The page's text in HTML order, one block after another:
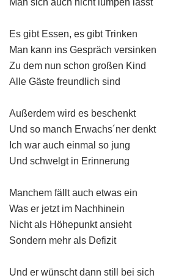
Es gibt Essen, es gibt Trinken
Man kann ins Gespräch versinken
Zu dem nun schon großen Kind
Alle Gäste freundlich sind
Außerdem wird es beschenkt
Und so manch Erwachs´ner denkt
Ich war auch einmal so jung
Und schwelgt in Erinnerung
Manchem fällt auch etwas ein
Was er jetzt im Nachhinein
Nicht als Höhepunkt ansieht
Sondern mehr als Defizit
Und er wünscht dann still bei sich